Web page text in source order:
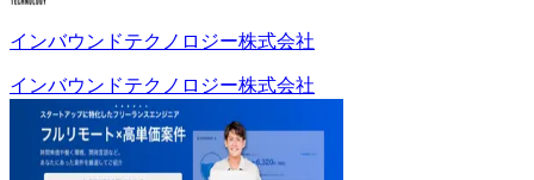
インバウンドテクノロジー株式会社
インバウンドテクノロジー株式会社